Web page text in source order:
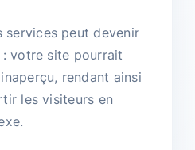
services peut devenir
votre site pourrait
rendant ainsi
les visiteurs en